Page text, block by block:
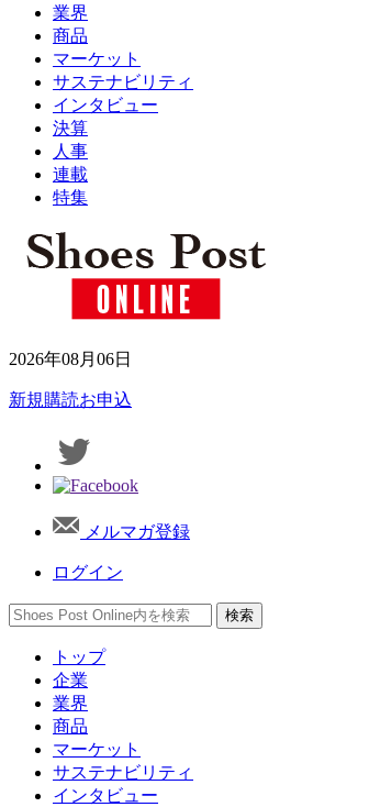
業界
商品
マーケット
サステナビリティ
インタビュー
決算
人事
連載
特集
2026年08月06日
新規購読お申込
メルマガ登録
ログイン
トップ
企業
業界
商品
マーケット
サステナビリティ
インタビュー